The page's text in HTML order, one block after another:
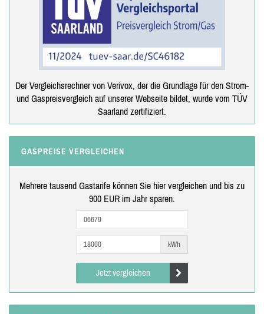
Der Vergleichsrechner von Verivox, der die Grundlage für den Strom-
und Gaspreisvergleich auf unserer Webseite bildet, wurde vom TÜV
Saarland zertifiziert.
GASPREISE VERGLEICHEN
Mehrere tausend Gastarife können Sie hier vergleichen und bis zu
900 EUR im Jahr sparen.
kWh
Jetzt vergleichen